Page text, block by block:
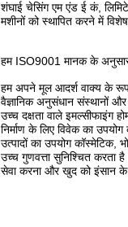
शंघाई चेसिंग एम एंड ई कं,
मशीनों को स्थापित करने में